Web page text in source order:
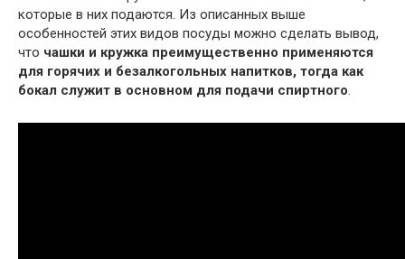
которые в них подаются. Из описанных выше
особенностей этих видов посуды можно сделать вывод,
что чашки и кружка преимущественно применяются
для горячих и безалкогольных напитков, тогда как
бокал служит в основном для подачи спиртного.